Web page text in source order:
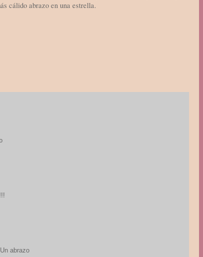
cálido abrazo en una estrella.
abrazo